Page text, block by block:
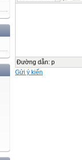
Đường dẫn: p
Gửi ý kiến